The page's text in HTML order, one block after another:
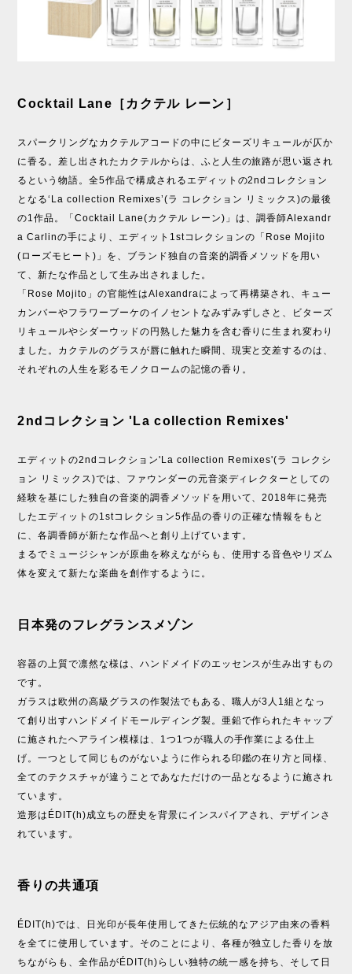
Cocktail Lane［カクテル レーン］
スパークリングなカクテルアコードの中にビターズリキュールが仄か
に香る。差し出されたカクテルからは、ふと人生の旅路が思い返され
るという物語。全5作品で構成されるエディットの2ndコレクション
となる‘La collection Remixes’(ラ コレクション リミックス)の最後
の1作品。「Cocktail Lane(カクテル レーン)」は、調香師Alexandr
a Carlinの手により、エディット1stコレクションの「Rose Mojito
(ローズモヒート)」を、ブランド独自の音楽的調香メソッドを用い
て、新たな作品として生み出されました。
「Rose Mojito」の官能性はAlexandraによって再構築され、キュー
カンバーやフラワーブーケのイノセントなみずみずしさと、ビターズ
リキュールやシダーウッドの円熟した魅力を含む香りに生まれ変わり
ました。カクテルのグラスが唇に触れた瞬間、現実と交差するのは、
それぞれの人生を彩るモノクロームの記憶の香り。
2ndコレクション 'La collection Remixes'
エディットの2ndコレクション'La collection Remixes'(ラ コレクシ
ョン リミックス)では、ファウンダーの元音楽ディレクターとしての
経験を基にした独自の音楽的調香メソッドを用いて、2018年に発売
したエディットの1stコレクション5作品の香りの正確な情報をもと
に、各調香師が新たな作品へと創り上げています。
まるでミュージシャンが原曲を称えながらも、使用する音色やリズム
体を変えて新たな楽曲を創作するように。
日本発のフレグランスメゾン
容器の上質で凛然な様は、ハンドメイドのエッセンスが生み出すもの
です。
ガラスは欧州の高級グラスの作製法でもある、職人が3人1組となっ
て創り出すハンドメイドモールディング製。亜鉛で作られたキャップ
に施されたヘアライン模様は、1つ1つが職人の手作業による仕上
げ。一つとして同じものがないように作られる印鑑の在り方と同様、
全てのテクスチャが違うことであなただけの一品となるように施され
ています。
造形はÉDIT(h)成立ちの歴史を背景にインスパイアされ、デザインさ
れています。
香りの共通項
ÉDIT(h)では、日光印が長年使用してきた伝統的なアジア由来の香料
を全てに使用しています。そのことにより、各種が独立した香りを放
ちながらも、全作品がÉDIT(h)らしい独特の統一感を持ち、そして日